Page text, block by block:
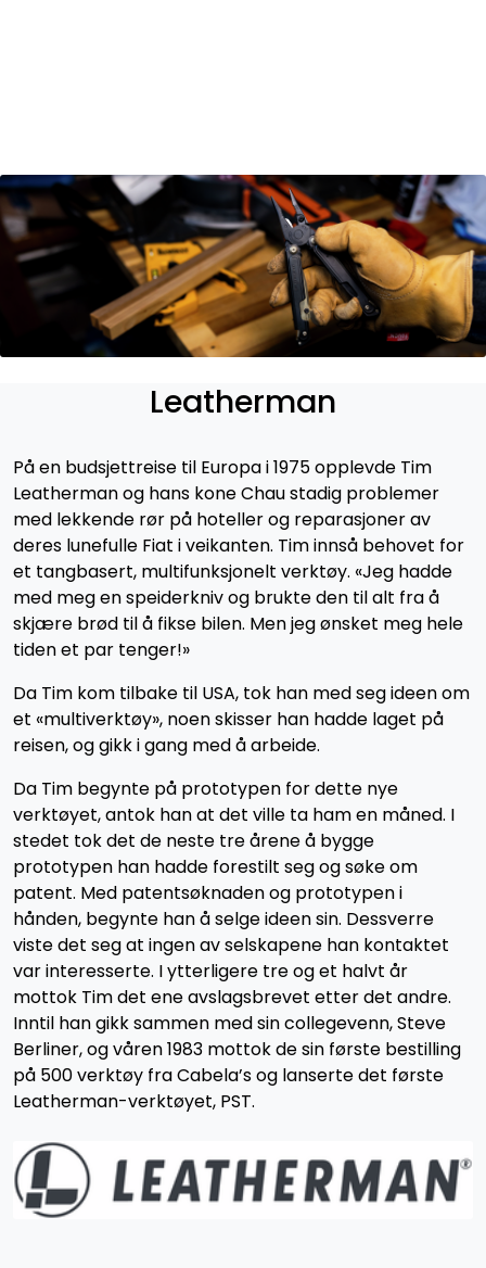
På en budsjettreise til Europa i 1975 opplevde Tim
Leatherman og hans kone Chau stadig problemer
med lekkende rør på hoteller og reparasjoner av
deres lunefulle Fiat i veikanten. Tim innså behovet for
et tangbasert, multifunksjonelt verktøy. «Jeg hadde
med meg en speiderkniv og brukte den til alt fra å
skjære brød til å fikse bilen. Men jeg ønsket meg hele
tiden et par tenger!»
Da Tim kom tilbake til USA, tok han med seg ideen om
et «multiverktøy», noen skisser han hadde laget på
reisen, og gikk i gang med å arbeide.
Da Tim begynte på prototypen for dette nye
verktøyet, antok han at det ville ta ham en måned. I
stedet tok det de neste tre årene å bygge
prototypen han hadde forestilt seg og søke om
patent. Med patentsøknaden og prototypen i
hånden, begynte han å selge ideen sin. Dessverre
viste det seg at ingen av selskapene han kontaktet
var interesserte. I ytterligere tre og et halvt år
mottok Tim det ene avslagsbrevet etter det andre.
Inntil han gikk sammen med sin collegevenn, Steve
Berliner, og våren 1983 mottok de sin første bestilling
på 500 verktøy fra Cabela’s og lanserte det første
Leatherman-verktøyet, PST.
Leatherman
Mediaportalen